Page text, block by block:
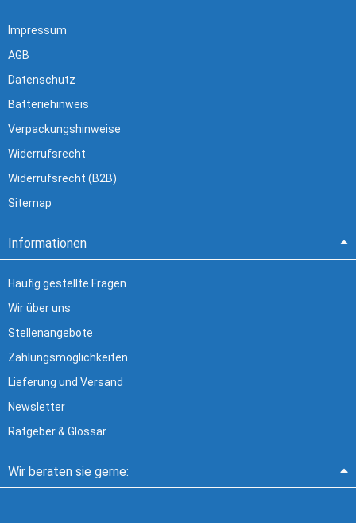
Impressum
AGB
Datenschutz
Batteriehinweis
Verpackungshinweise
Widerrufsrecht
Widerrufsrecht (B2B)
Sitemap
Informationen
Häufig gestellte Fragen
Wir über uns
Stellenangebote
Zahlungsmöglichkeiten
Lieferung und Versand
Newsletter
Ratgeber & Glossar
Wir beraten sie gerne: